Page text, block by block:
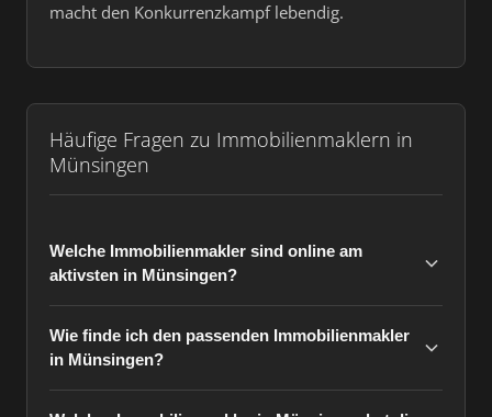
macht den Konkurrenzkampf lebendig.
Häufige Fragen zu Immobilienmaklern in
Münsingen
Welche Immobilienmakler sind online am
aktivsten in Münsingen?
Wie finde ich den passenden Immobilienmakler
in Münsingen?